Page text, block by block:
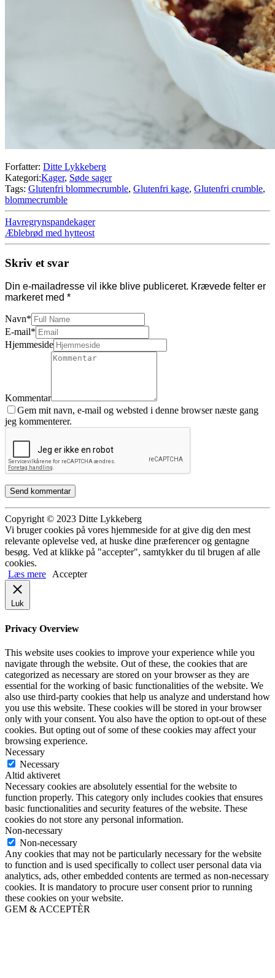
Forfatter: Ditte Lykkeberg
Kategori:Kager, Søde sager
Tags: Glutenfri blommecrumble, Glutenfri kage, Glutenfri crumble,
blommecrumble
Havregrynspandekager
Æblebrød med hytteost
Skriv et svar
Din e-mailadresse vil ikke blive publiceret. Krævede felter er
markeret med *
Navn*
E-mail*
Hjemmeside
Kommentar
Gem mit navn, e-mail og websted i denne browser næste gang
jeg kommenterer.
Copyright © 2023 Ditte Lykkeberg
Vi bruger cookies på vores hjemmeside for at give dig den mest
relevante oplevelse ved, at huske dine præferencer og gentagne
besøg. Ved at klikke på "accepter", samtykker du til brugen af alle
cookies.
Læs mere
Accepter
Luk
Privacy Overview
This website uses cookies to improve your experience while you
navigate through the website. Out of these, the cookies that are
categorized as necessary are stored on your browser as they are
essential for the working of basic functionalities of the website. We
also use third-party cookies that help us analyze and understand how
you use this website. These cookies will be stored in your browser
only with your consent. You also have the option to opt-out of these
cookies. But opting out of some of these cookies may affect your
browsing experience.
Necessary
Necessary
Altid aktiveret
Necessary cookies are absolutely essential for the website to
function properly. This category only includes cookies that ensures
basic functionalities and security features of the website. These
cookies do not store any personal information.
Non-necessary
Non-necessary
Any cookies that may not be particularly necessary for the website
to function and is used specifically to collect user personal data via
analytics, ads, other embedded contents are termed as non-necessary
cookies. It is mandatory to procure user consent prior to running
these cookies on your website.
GEM & ACCEPTÈR